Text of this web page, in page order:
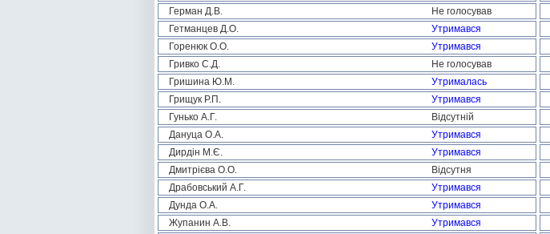
Герман Д.В.
Не голосував
Гетманцев Д.О.
Утримався
Горенюк О.О.
Утримався
Гривко С.Д.
Не голосував
Гришина Ю.М.
Утрималась
Грищук Р.П.
Утримався
Гунько А.Г.
Відсутній
Дануца О.А.
Утримався
Дирдін М.Є.
Утримався
Дмитрієва О.О.
Відсутня
Драбовський А.Г.
Утримався
Дунда О.А.
Утримався
Жупанин А.В.
Утримався